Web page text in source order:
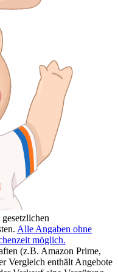
Alle Angaben ohne
möglich.
(z.B. Amazon Prime,
Vergleich enthält Angebote